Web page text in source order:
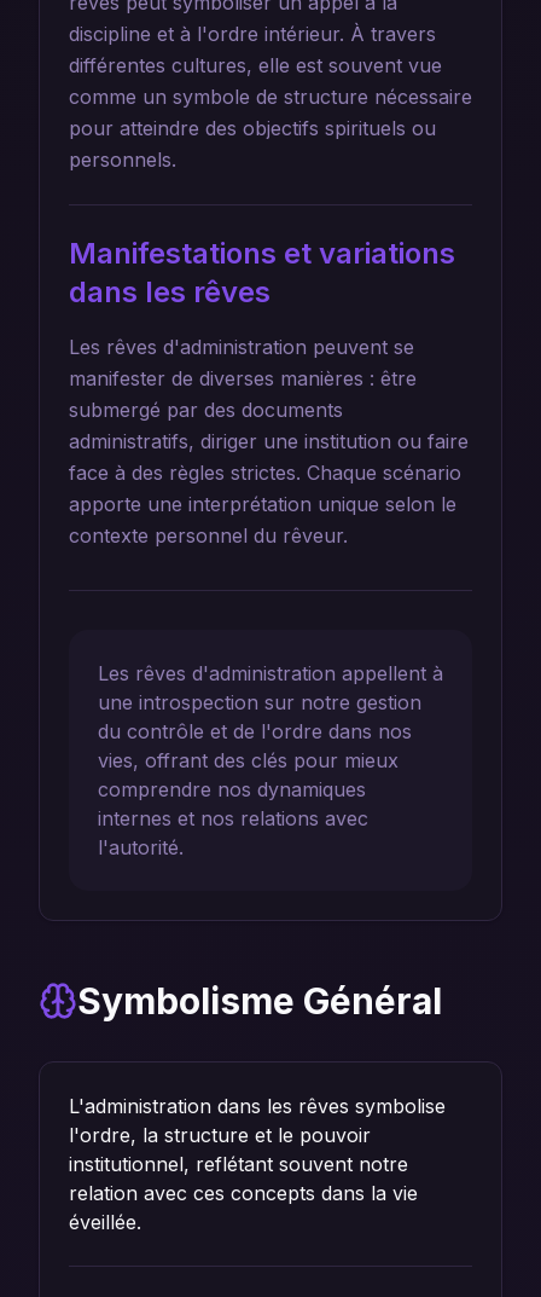
discipline et à l'ordre intérieur. À travers
différentes cultures, elle est souvent vue
comme un symbole de structure nécessaire
pour atteindre des objectifs spirituels ou
personnels.
Manifestations et variations
dans les rêves
Les rêves d'administration peuvent se
manifester de diverses manières : être
submergé par des documents
administratifs, diriger une institution ou faire
face à des règles strictes. Chaque scénario
apporte une interprétation unique selon le
contexte personnel du rêveur.
Les rêves d'administration appellent à
une introspection sur notre gestion
du contrôle et de l'ordre dans nos
vies, offrant des clés pour mieux
comprendre nos dynamiques
internes et nos relations avec
l'autorité.
Symbolisme Général
L'administration dans les rêves symbolise
l'ordre, la structure et le pouvoir
institutionnel, reflétant souvent notre
relation avec ces concepts dans la vie
éveillée.